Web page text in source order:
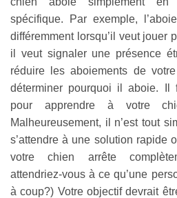
spécifique. Par exemple,
différemment lorsqu’il veut jouer
il veut signaler une présence
réduire les aboiements de
déterminer pourquoi il aboie. Il
pour apprendre à votre
Malheureusement, il n’est tout
s’attendre à une solution rapide
votre chien arrête
attendriez-vous à ce qu’une
à coup?) Votre objectif devrait